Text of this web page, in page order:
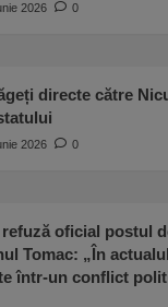
2026 0
directe către
2026 0
oficial postul
Tomac: „În
într-un conflict